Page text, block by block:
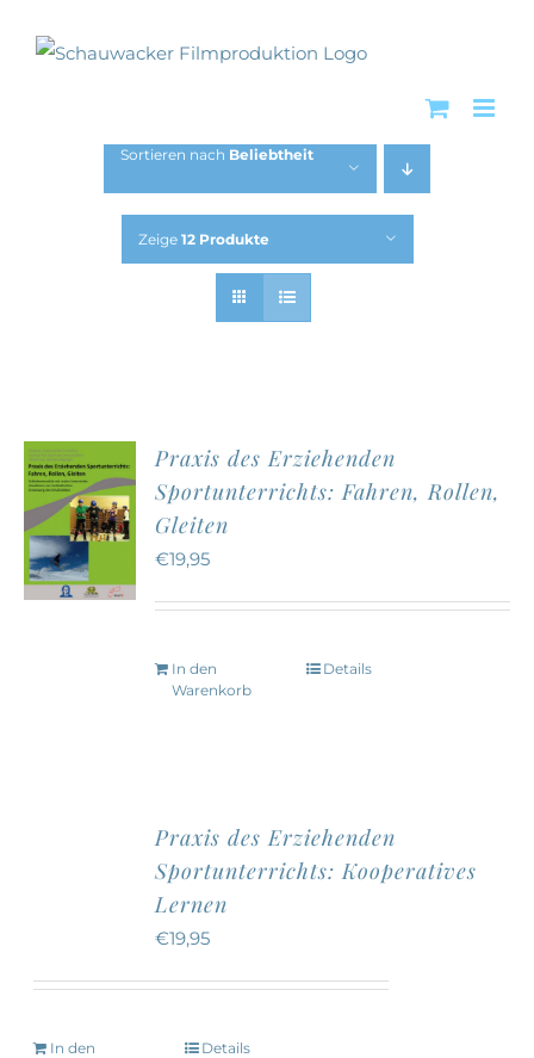
Inhalt
Sortieren nach Beliebtheit
Zeige 12 Produkte
Praxis des Erziehenden
Sportunterrichts: Fahren, Rollen,
Gleiten
€19,95
In den
Warenkorb
Details
Praxis des Erziehenden
Sportunterrichts: Kooperatives
Lernen
€19,95
In den
Details